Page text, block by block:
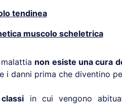
tendinea
muscolo scheletrica
non esiste una cura
i danni prima che diventino
classi in cui vengono